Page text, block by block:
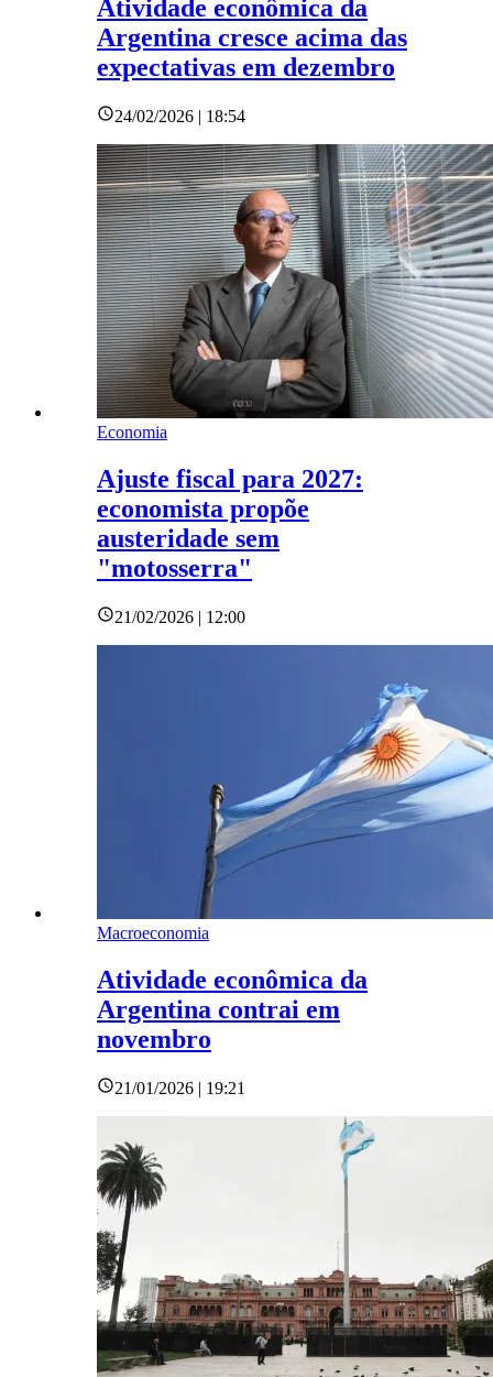
Atividade econômica da
Argentina cresce acima das
expectativas em dezembro
24/02/2026 | 18:54
Economia
Ajuste fiscal para 2027:
economista propõe
austeridade sem
"motosserra"
21/02/2026 | 12:00
Macroeconomia
Atividade econômica da
Argentina contrai em
novembro
21/01/2026 | 19:21